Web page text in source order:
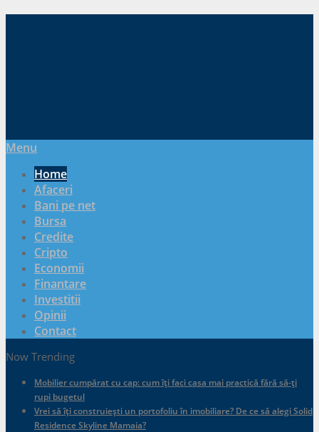
Menu
Home
Afaceri
Bani pe net
Bursa
Credite
Cripto
Economii
Finantare
Investitii
Opinii
Contact
Now Trending
Mobilier cumpărat cu cap: cum îți faci casa mai practică fără să-ți
rupi bugetul
Vrei să îți construiești un portofoliu în imobiliare? De ce să alegi Solid
Residence Skyline Mamaia?